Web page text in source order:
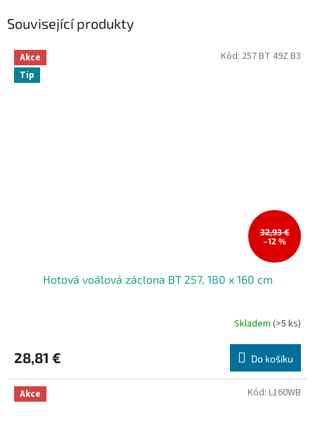
Související produkty
Akce
Tip
32,93 €
–12 %
Hotová voálová záclona BT 257, 180 x 160 cm
Skladem (>5 ks)
28,81 € Do košíku
Kód: 257 BT 49Z B3
Akce Kód: L160WB